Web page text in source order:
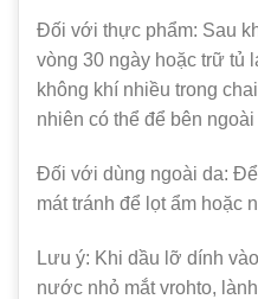
Đối với thực phẩm: Sau
vòng 30 ngày hoặc trữ tủ
không khí nhiều trong
nhiên có thể để bên
Đối với dùng ngoài da:
mát tránh để lọt ẩm hoặc
Lưu ý: Khi dầu lỡ dính
nước nhỏ mắt vrohto,